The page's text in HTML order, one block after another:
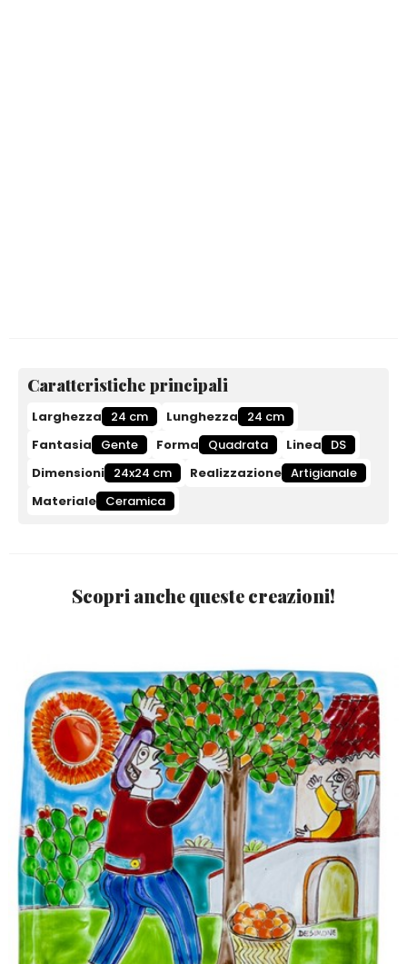
Caratteristiche principali
Larghezza 24 cm Lunghezza
24 cm
Fantasia
Gente Forma Quadrata Linea
DS
Dimensioni 24x24 cm Realizzazione Artigianale
Materiale Ceramica
Scopri anche queste creazioni!